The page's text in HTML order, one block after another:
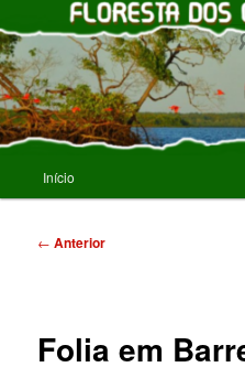
para
o
conteúdo
principalFLORESTA
principal
Início
Navegação
← Anterior
Folia em